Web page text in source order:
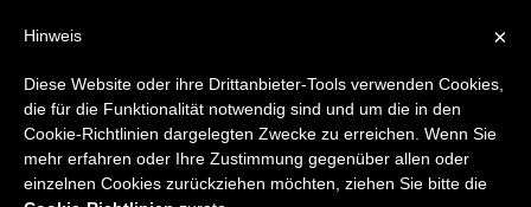
Primary tabs
Anmelden(active
tab)
Neues Passwort anfordern
Benutzername*
×
Hinweis
Diese Website oder ihre Drittanbieter-Tools verwenden Cookies,
die für die Funktionalität notwendig sind und um die in den
Cookie-Richtlinien dargelegten Zwecke zu erreichen. Wenn Sie
mehr erfahren oder Ihre Zustimmung gegenüber allen oder
einzelnen Cookies zurückziehen möchten, ziehen Sie bitte die